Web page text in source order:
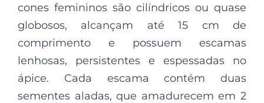
cones femininos são cilíndricos ou quase
globosos, alcançam até 15 cm de
comprimento e possuem escamas
lenhosas, persistentes e espessadas no
ápice. Cada escama contém duas
sementes aladas, que amadurecem em 2